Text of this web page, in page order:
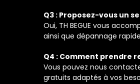
Q3 : Proposez-vous un
Oui, TH BEGUE vous
ainsi que dépannage
Q4 : Comment prendre
Vous pouvez nous
gratuits adaptés à vos